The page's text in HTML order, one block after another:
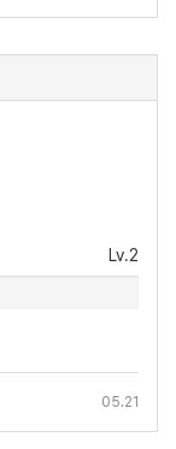
Lv.2
05.21